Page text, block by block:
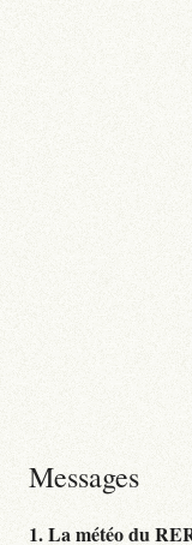
Messages
1.La météo du